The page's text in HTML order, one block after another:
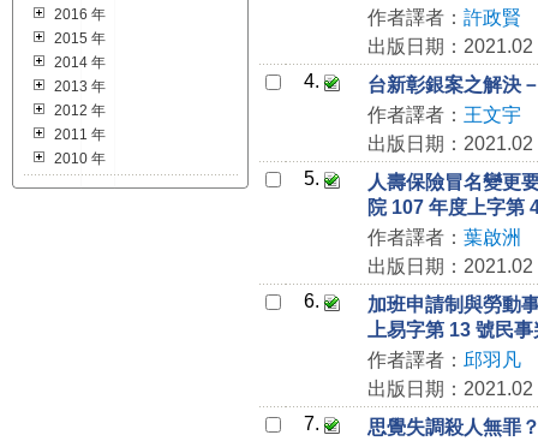
2016 年
2015 年
2014 年
2013 年
2012 年
2011 年
2010 年
作者譯者： 許政賢
出版日期：2021.02
4.
台新彰銀案之解決
作者譯者： 王文宇
出版日期：2021.02
5.
人壽保險冒名變更
院 107 年度上字第
作者譯者： 葉啟洲
出版日期：2021.02
6.
加班申請制與勞動
上易字第 13 號民
作者譯者： 邱羽凡
出版日期：2021.02
7.
思覺失調殺人無罪